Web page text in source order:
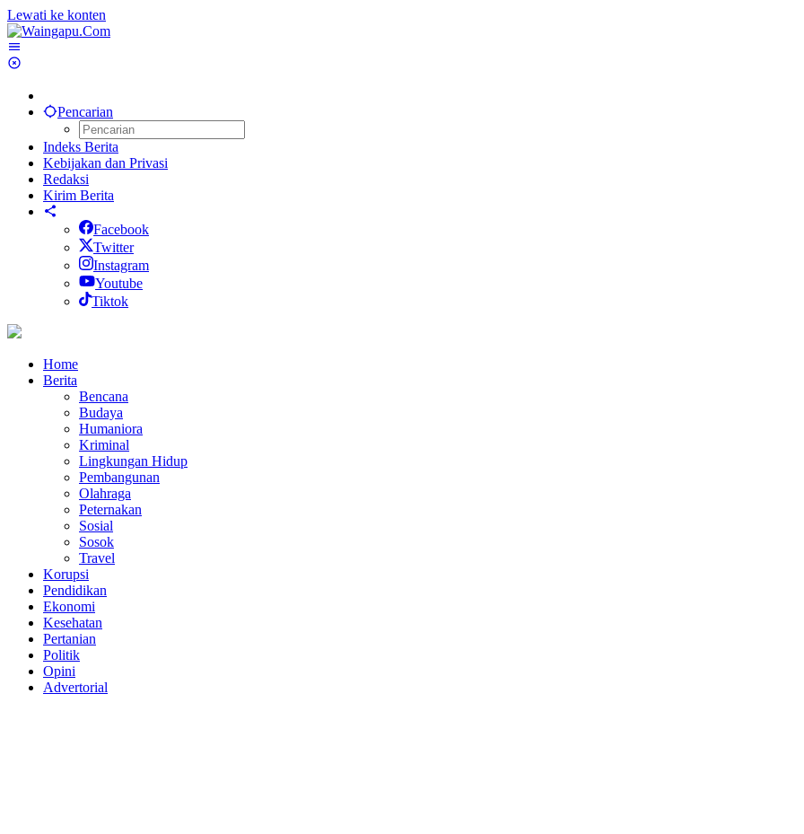
Lewati ke konten
Pencarian
Indeks Berita
Kebijakan dan Privasi
Redaksi
Kirim Berita
Facebook
Twitter
Instagram
Youtube
Tiktok
Home
Berita
Bencana
Budaya
Humaniora
Kriminal
Lingkungan Hidup
Pembangunan
Olahraga
Peternakan
Sosial
Sosok
Travel
Korupsi
Pendidikan
Ekonomi
Kesehatan
Pertanian
Politik
Opini
Advertorial